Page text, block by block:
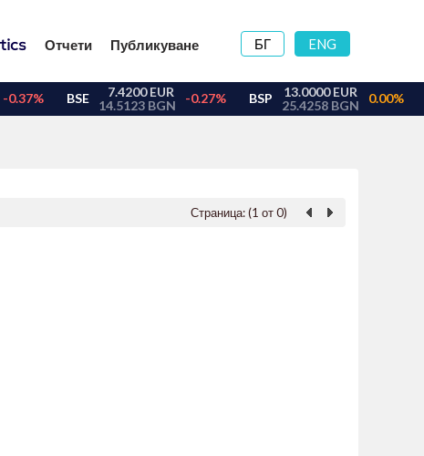
БГ ENG
Отчети Публикуване
Страница: (1 от 0)